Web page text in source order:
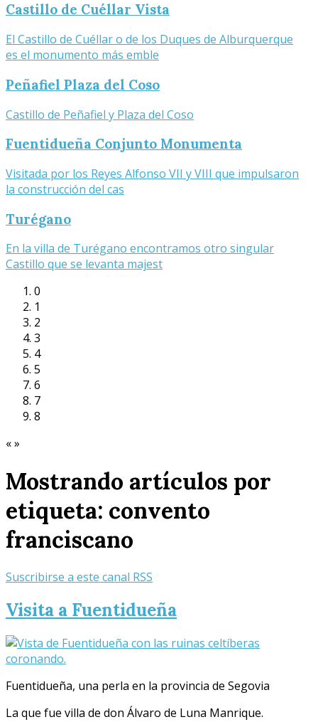
Castillo de Cuéllar Vista
El Castillo de Cuéllar o de los Duques de Alburquerque
es el monumento más emble
Peñafiel Plaza del Coso
Castillo de Peñafiel y Plaza del Coso
Fuentidueña Conjunto Monumenta
Visitada por los Reyes Alfonso VII y VIII que impulsaron
la construcción del cas
Turégano
En la villa de Turégano encontramos otro singular
Castillo que se levanta majest
0
1
2
3
4
5
6
7
8
«»
Mostrando artículos por
etiqueta: convento
franciscano
Suscribirse a este canal RSS
Visita a Fuentidueña
Fuentidueña, una perla en la provincia de Segovia
La que fue villa de don Álvaro de Luna Manrique.